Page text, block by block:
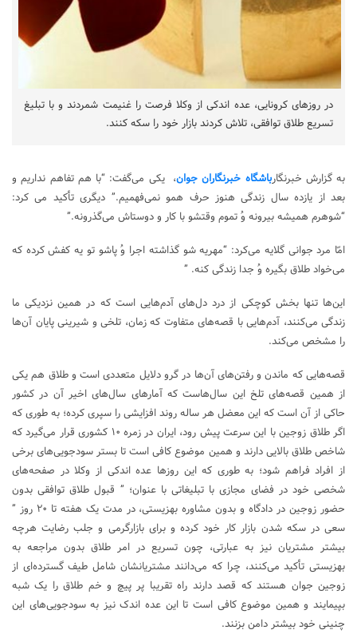
در روز‌های کرونایی، عده اندکی از وکلا فرصت را غنیمت شمردند و با تبلیغ
تسریع طلاق توافقی، تلاش کردند بازار خود را سکه کنند.
به گزارش خبرنگارباشگاه خبرنگاران جوان، یکی می‌گفت: “با هم تفاهم نداریم و
بعد از یازده سال زندگی هنوز حرف همو نمی‌فهمیم.” دیگری تأکید می کرد:
“شوهرم همیشه بیرونه وُ تموم وقتشو با کار و دوستاش می‌گذرونه.”
امّا مرد جوانی گلایه می‌کرد: “مهریه شو گذاشته اجرا وُ پاشو تو یه کفش کرده که
می‌خواد طلاق بگیره وُ جدا زندگی کنه. ”
این‌ها تنها بخش کوچکی از درد دل‌های آدم‌هایی است که در همین نزدیکی ما
زندگی می‌کنند، آدم‌هایی با قصه‌های متفاوت که زمان، تلخی و شیرینی پایان آن‌ها
را مشخص می‌کند.
قصه‌هایی که ماندن و رفتن‌های آن‌ها در گرو دلایل متعددی است و طلاق هم یکی
از همین قصه‌های تلخ این سال‌هاست که آمار‌های سال‌های اخیر آن در کشور
حاکی از آن است که این معضل هر ساله روند افزایشی را سپری کرده؛ به طوری که
اگر طلاق زوجین با این سرعت پیش رود، ایران در زمره ۱۰ کشوری قرار می‌گیرد که
شاخص طلاق بالایی دارند و همین موضوع کافی است تا بستر سودجویی‌های برخی
از افراد فراهم شود؛ به طوری که این روز‌ها عده اندکی از وکلا در صفحه‌های
شخصی خود در فضای مجازی با تبلیغاتی با عنوان؛ ” قبول طلاق توافقی بدون
حضور زوجین در دادگاه و بدون مشاوره بهزیستی، در مدت یک هفته تا ۲۰ روز ”
سعی در سکه شدن بازار کار خود کرده و برای بازارگرمی و جلب رضایت هرچه
بیشتر مشتریان نیز به عبارتی، چون تسریع در امر طلاق بدون مراجعه به
بهزیستی تأکید می‌کنند، چرا که می‌دانند مشتریانشان شامل طیف گسترده‌ای از
زوجین جوان هستند که قصد دارند راه تقریبا پر پیچ و خم طلاق را یک شبه
بپیمایند و همین موضوع کافی است تا این عده اندک نیز به سودجویی‌های این
چنینی خود بیشتر دامن بزنند.